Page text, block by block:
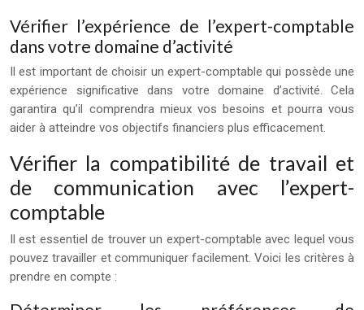
Vérifier l’expérience de l’expert-comptable
dans votre domaine d’activité
Il est important de choisir un expert-comptable qui possède une
expérience significative dans votre domaine d’activité. Cela
garantira qu’il comprendra mieux vos besoins et pourra vous
aider à atteindre vos objectifs financiers plus efficacement.
Vérifier la compatibilité de travail et
de communication avec l’expert-
comptable
Il est essentiel de trouver un expert-comptable avec lequel vous
pouvez travailler et communiquer facilement. Voici les critères à
prendre en compte :